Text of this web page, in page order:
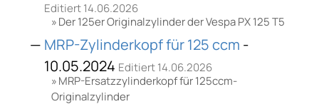
Editiert 14.06.2026
Der 125er Originalzylinder der Vespa PX 125 T5
MRP-Zylinderkopf für 125 ccm -
10.05.2024 Editiert 14.06.2026
MRP-Ersatzzylinderkopf für 125ccm-
Originalzylinder